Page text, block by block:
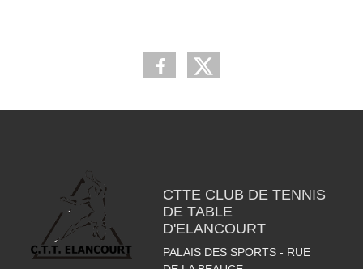
CTTE CLUB DE TENNIS
DE TABLE
D'ELANCOURT
PALAIS DES SPORTS - RUE